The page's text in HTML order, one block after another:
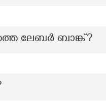
ലേബര്‍ ബാങ്ക്?